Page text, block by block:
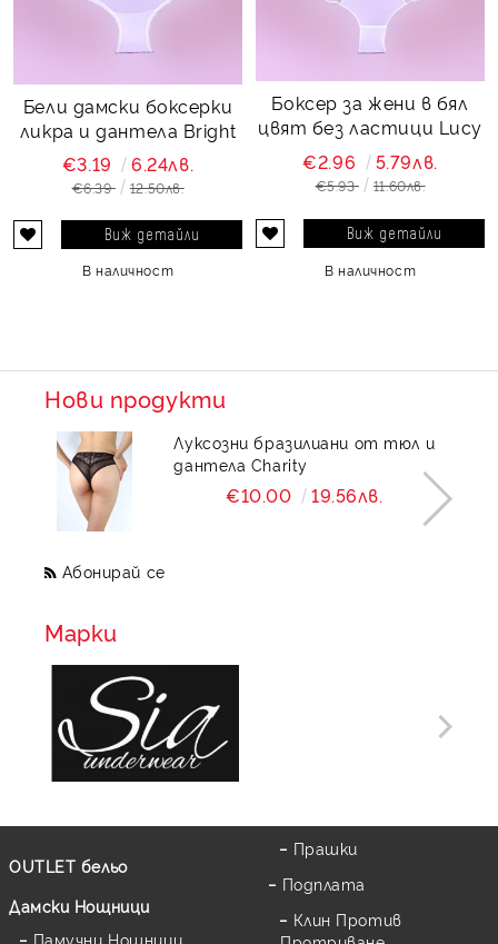
Бели дамски боксерки
ликра и дантела Bright
€3.19 6.24лв.
€6.39 12.50лв.
Виж детайли
В наличност
Боксер за жени в бял
цвят без ластици Lucy
€2.96 5.79лв.
€5.93 11.60лв.
Виж детайли
В наличност
Нови продукти
Луксозни бразилиани от тюл и
дантела Charity
€10.00 19.56лв.
Абонирай се
Марки
OUTLET бельо
Дамски Нощници
Памучни Нощници
Прашки
Подплата
Клин Против